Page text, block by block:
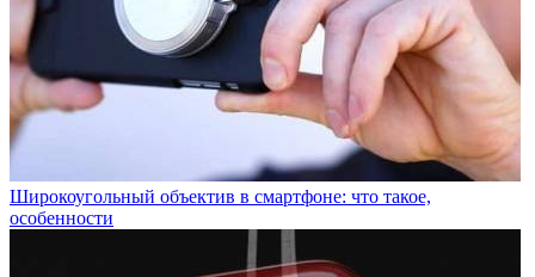
Широкоугольный объектив в смартфоне: что такое,
особенности